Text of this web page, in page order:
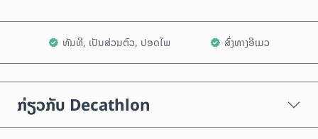
ທັນທີ, ເປັນສ່ວນຕົວ, ປອດໄພ ສົ່ງທາງອີເມວ
ກ່ຽວກັບ Decathlon